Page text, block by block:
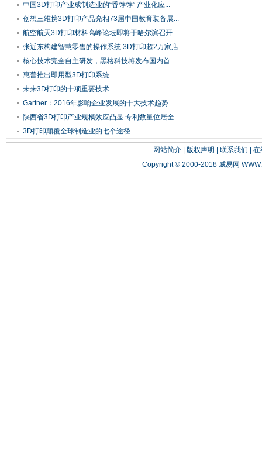
中国3D打印产业成制造业的“香饽饽” 产业化应...
创想三维携3D打印产品亮相73届中国教育装备展...
航空航天3D打印材料高峰论坛即将于哈尔滨召开
张近东构建智慧零售的操作系统 3D打印超2万家店
核心技术完全自主研发，黑格科技将发布国内首...
惠普推出即用型3D打印系统
未来3D打印的十项重要技术
Gartner：2016年影响企业发展的十大技术趋势
陕西省3D打印产业规模效应凸显 专利数量位居全...
3D打印颠覆全球制造业的七个途径
网站简介| 版权声明 联系我们
在
Copyright © 2000-2018 威易网 WWW.